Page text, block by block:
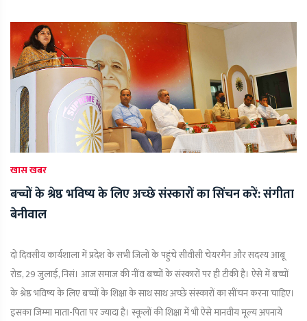
खास खबर
बच्चों के श्रेष्ठ भविष्य के लिए अच्छे संस्कारों का सिंचन करें: संगीता
बेनीवाल
दो दिवसीय कार्यशाला में प्रदेश के सभी जिलों के पहुंचे सीवीसी चेयरमैन और सदस्य आबू
रोड, 29 जुलाई, निसं। आज समाज की नींव बच्चों के संस्कारों पर ही टीकी है। ऐसे में बच्चों
के श्रेष्ठ भविष्य के लिए बच्चों के शिक्षा के साथ साथ अच्छे संस्कारों का सींचन करना चाहिए।
इसका जिम्मा माता-पिता पर ज्यादा है। स्कूलों की शिक्षा में भी ऐसे मानवीय मूल्य अपनाये